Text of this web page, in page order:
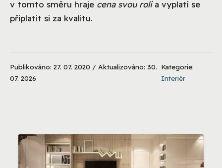
v tomto směru hraje cena svou rolia vyplatí se
připlatit si za kvalitu.
Publikováno: 27. 07. 2020 / Aktualizováno: 30.
07. 2026
Kategorie:
Interiér